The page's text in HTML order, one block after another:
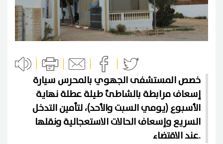
خصص المستشفى الجهوي بالمحرس سيارة
إسعاف مرابطة بالشاطئ طيلة عطلة نهاية
الأسبوع (يومي السبت والأحد)، لتأمين التدخل
السريع وإسعاف الحالات الاستعجالية ونقلها
عند الاقتضاء.